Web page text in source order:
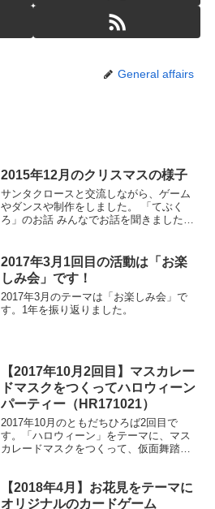
General affairs
2015年12月のクリスマスの様子
サンタクロースと交流しながら、ゲーム
やダンスや制作をしました。 「てぶく
ろ」のお話 みんなでお話を聞きました。
るために入っていきます。 みんな子ども
です。 「入～れ...
2017年3月1回目の活動は「お楽
しみ会」です！
2017年3月のテーマは「お楽しみ会」で
す。1年を振り返りました。
【2017年10月2回目】マスカレー
ドマスクをつくってハロウィーン
パーティー（HR171021）
2017年10月のともだちひろば2回目で
す。「ハロウィーン」をテーマに、マス
カレードマスクをつくって、仮面舞踏会
【2018年4月】お花見をテーマに
オリジナルのカードゲーム